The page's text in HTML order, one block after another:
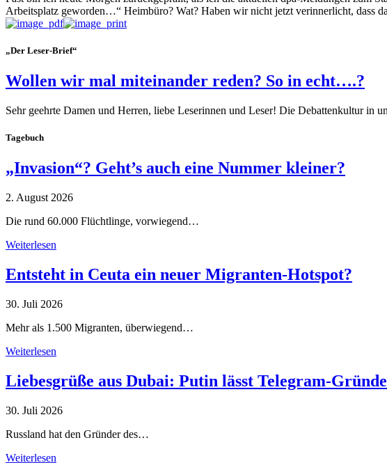
Arbeitsplatz geworden…“ Heimbüro? Wat? Haben wir nicht jetzt verinnerlicht, dass
„Der Leser-Brief“
Wollen wir mal miteinander reden? So in echt….?
Sehr geehrte Damen und Herren, liebe Leserinnen und Leser! Die Debattenkultur in
Tagebuch
„Invasion“? Geht’s auch eine Nummer kleiner?
2. August 2026
Die rund 60.000 Flüchtlinge, vorwiegend…
Weiterlesen
Entsteht in Ceuta ein neuer Migranten-Hotspot?
30. Juli 2026
Mehr als 1.500 Migranten, überwiegend…
Weiterlesen
Liebesgrüße aus Dubai: Putin lässt Telegram-
30. Juli 2026
Russland hat den Gründer des…
Weiterlesen